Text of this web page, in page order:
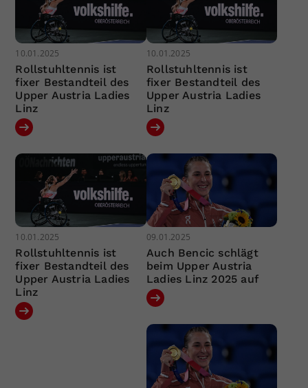
10.01.2025
Rollstuhltennis ist
fixer Bestandteil des
Upper Austria Ladies
Linz
10.01.2025
Rollstuhltennis ist
fixer Bestandteil des
Upper Austria Ladies
Linz
10.01.2025
Rollstuhltennis ist
fixer Bestandteil des
Upper Austria Ladies
Linz
09.01.2025
Auch Bencic schlägt
beim Upper Austria
Ladies Linz 2025 auf